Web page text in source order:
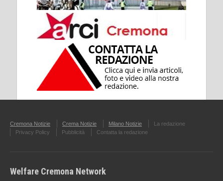
Cremona Notizie Crema Notizie Milano Notizie
La redazione
Privacy Policy
Pubblicità Contatta la redazione
Welfare Cremona Network